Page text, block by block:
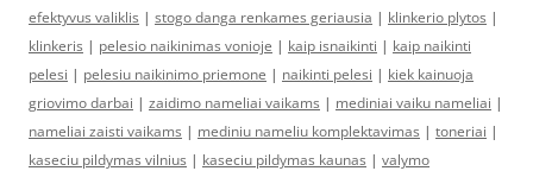
efektyvus valiklis | stogo danga renkames geriausia | klinkerio plytos |
klinkeris | pelesio naikinimas vonioje | kaip isnaikinti | kaip naikinti
pelesi | pelesiu naikinimo priemone | naikinti pelesi | kiek kainuoja
griovimo darbai | zaidimo nameliai vaikams | mediniai vaiku nameliai |
nameliai zaisti vaikams | mediniu nameliu komplektavimas | toneriai |
kaseciu pildymas vilnius | kaseciu pildymas kaunas | valymo